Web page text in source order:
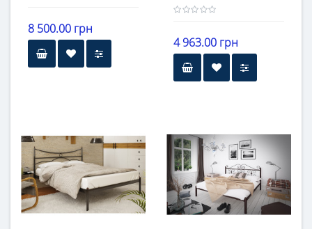
8 500.00 грн
4 963.00 грн
12 месяцев